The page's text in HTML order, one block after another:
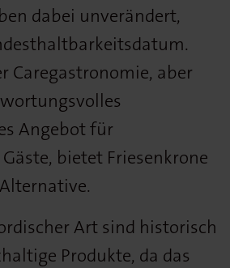
dabei unverändert,
Caregastronomie, aber
Angebot für
bietet Friesenkrone
Art sind historisch
Produkte, da das